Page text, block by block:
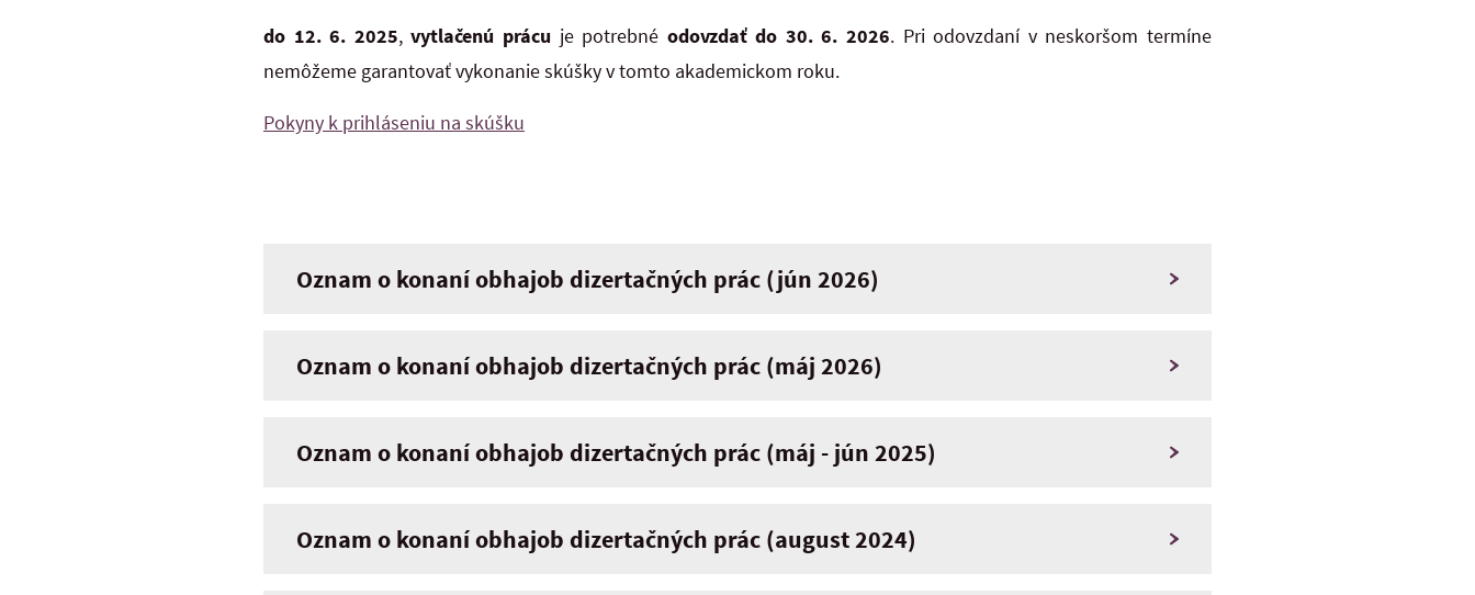
do 12. 6. 2025,vytlačenú prácu je potrebné odovzdať do 30. 6. 2026. Pri odovzdaní v neskoršom termíne
nemôžeme garantovať vykonanie skúšky v tomto akademickom roku.
Pokyny k prihláseniu na skúšku
Oznam o konaní obhajob dizertačných prác (jún 2026)
Oznam o konaní obhajob dizertačných prác (máj 2026)
Oznam o konaní obhajob dizertačných prác (máj - jún 2025)
Oznam o konaní obhajob dizertačných prác (august 2024)